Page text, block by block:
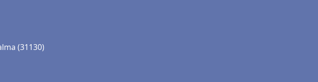
(31130)